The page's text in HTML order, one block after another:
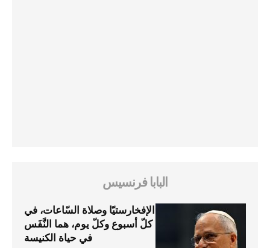
البابا فرنسيس
الإفخارستيّا وصلاة السّاعات، في
كلّ أسبوع وكلّ يوم، هما النَّفَس
في حياة الكنيسة